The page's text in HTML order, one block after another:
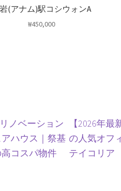
(アナム)駅コシウォンA
₩450,000
ノベーション
ハウス｜祭基
コスパ物件
【2026年
の人気オフ
テイコリア